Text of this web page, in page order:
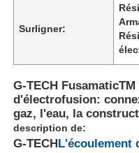
Surligner:
G-TECH
d'électrofusion:
gaz, l'eau, la
description de:
G-TECHL'écoulement